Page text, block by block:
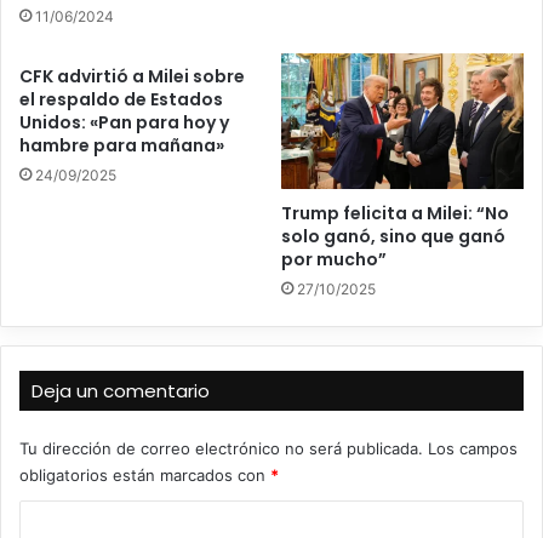
11/06/2024
CFK advirtió a Milei sobre
el respaldo de Estados
Unidos: «Pan para hoy y
hambre para mañana»
24/09/2025
Trump felicita a Milei: “No
solo ganó, sino que ganó
por mucho”
27/10/2025
Deja un comentario
Tu dirección de correo electrónico no será publicada. Los campos
obligatorios están marcados con *